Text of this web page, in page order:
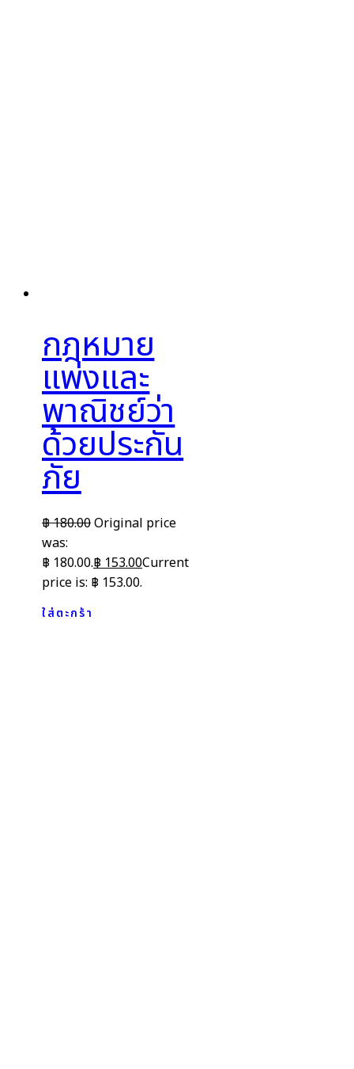
กฎหมาย
แพ่งและ
พาณิชย์ว่า
ด้วยประกัน
ภัย
฿180.00Original price
was:
฿ 180.00.฿153.00Current
price is: ฿ 153.00.
ใส่ตะกร้า